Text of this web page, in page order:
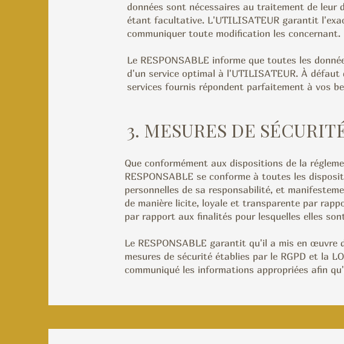
données sont nécessaires au traitement de leur
étant facultative. L'UTILISATEUR garantit
communiquer toute modification les concernant.
Le RESPONSABLE informe que toutes les
d'un service optimal à l'UTILISATEUR. À
services fournis répondent parfaitement à vos
3. MESURES DE
Que conformément aux dispositions de la
RESPONSABLE se conforme à toutes les
personnelles de sa responsabilité, et
de manière licite, loyale et transparente par
par rapport aux finalités pour lesquelles elles
Le RESPONSABLE garantit qu'il a mis en
mesures de sécurité établies par le RGPD et la
communiqué les informations appropriées afin